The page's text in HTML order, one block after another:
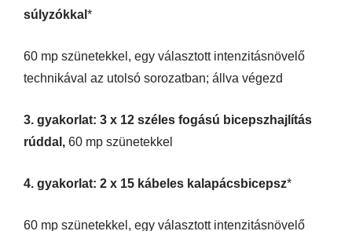
súlyzókkal *
60 mp szünetekkel, egy választott intenzitásnövelő
technikával az utolsó sorozatban; állva végezd
3. gyakorlat: 3 x 12 széles fogású bicepszhajlítás
rúddal, 60 mp szünetekkel
4. gyakorlat: 2 x 15 kábeles kalapácsbicepsz*
60 mp szünetekkel, egy választott intenzitásnövelő